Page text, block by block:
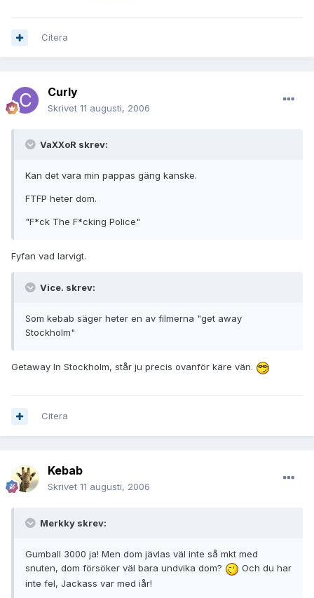
Citera
Curly
Skrivet 11 augusti, 2006
VaXXoR skrev:
Kan det vara min pappas gäng kanske.
FTFP heter dom.
"F*ck The F*cking Police"
Fyfan vad larvigt.
Vice. skrev:
Som kebab säger heter en av filmerna "get away
Stockholm"
Getaway In Stockholm, står ju precis ovanför käre vän.
Citera
Kebab
Skrivet 11 augusti, 2006
Merkky skrev:
Gumball 3000 ja! Men dom jävlas väl inte så mkt med
snuten, dom försöker väl bara undvika dom?
Och du har
inte fel, Jackass var med iår!